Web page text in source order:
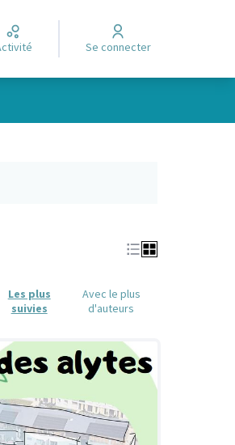
Activité Se connecter
Les plus
suivies
Avec le plus
d'auteurs